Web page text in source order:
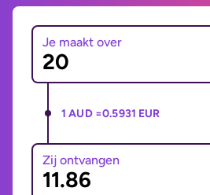
Je maakt over
1 AUD =0.5931 EUR
Zij ontvangen